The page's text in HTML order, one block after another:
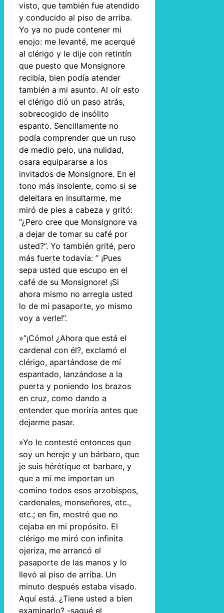
visto, que también fue atendido
y conducido al piso de arriba.
Yo ya no pude contener mi
enojo: me levanté, me acerqué
al clérigo y le dije con retintín
que puesto que Monsignore
recibía, bien podía atender
también a mi asunto. Al oír esto
el clérigo dió un paso atrás,
sobrecogido de insólito
espanto. Sencillamente no
podía comprender que un ruso
de medio pelo, una nulidad,
osara equipararse a los
invitados de Monsignore. En el
tono más insolente, como si se
deleitara en insultarme, me
miró de pies a cabeza y gritó:
“¿Pero cree que Monsignore va
a dejar de tomar su café por
usted?”. Yo también grité, pero
más fuerte todavía: ” ¡Pues
sepa usted que escupo en el
café de su Monsignore! ¡Si
ahora mismo no arregla usted
lo de mi pasaporte, yo mismo
voy a verle!”.
»”¡Cómo! ¿Ahora que está el
cardenal con él?, exclamó el
clérigo, apartándose de mí
espantado, lanzándose a la
puerta y poniendo los brazos
en cruz, como dando a
entender que moriría antes que
dejarme pasar.
»Yo le contesté entonces que
soy un hereje y un bárbaro, que
je suis hérétique et barbare, y
que a mí me importan un
comino todos esos arzobispos,
cardenales, monseñores, etc.,
etc.; en fin, mostré que no
cejaba en mi propósito. El
clérigo me miró con infinita
ojeriza, me arrancó el
pasaporte de las manos y lo
llevó al piso de arriba. Un
minuto después estaba visado.
Aquí está. ¿Tiene usted a bien
examinarlo? -saqué el